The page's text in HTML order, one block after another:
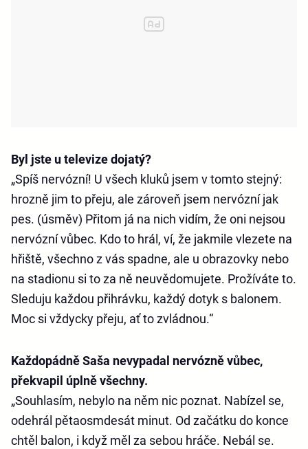
Byl jste u televize dojatý?
„Spíš nervózní! U všech kluků jsem v tomto stejný:
hrozně jim to přeju, ale zároveň jsem nervózní jak
pes. (úsměv) Přitom já na nich vidím, že oni nejsou
nervózní vůbec. Kdo to hrál, ví, že jakmile vlezete na
hřiště, všechno z vás spadne, ale u obrazovky nebo
na stadionu si to za ně neuvědomujete. Prožíváte to.
Sleduju každou přihrávku, každý dotyk s balonem.
Moc si vždycky přeju, ať to zvládnou.“
Každopádně Saša nevypadal nervózně vůbec,
překvapil úplně všechny.
„Souhlasím, nebylo na něm nic poznat. Nabízel se,
odehrál pětaosmdesát minut. Od začátku do konce
chtěl balon, i když měl za sebou hráče. Nebál se.